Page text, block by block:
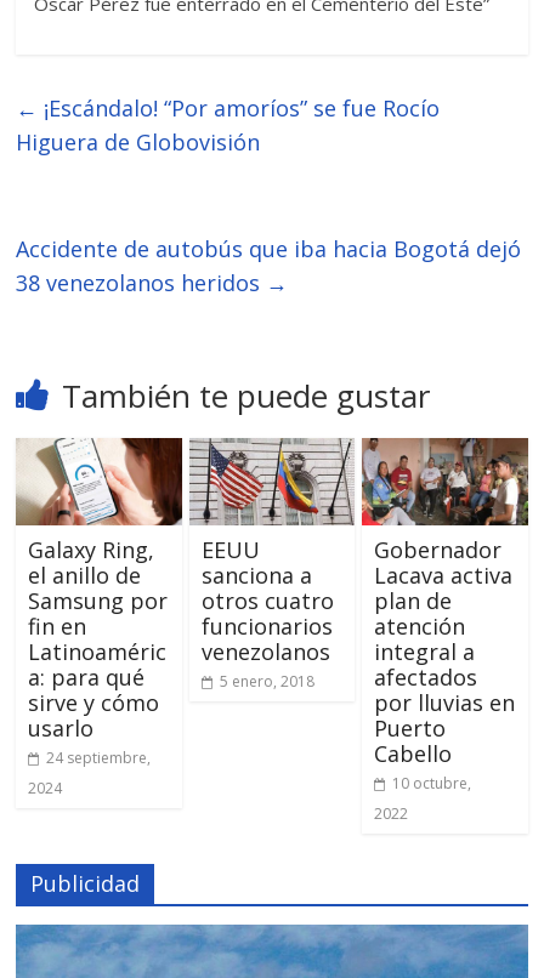
← ¡Escándalo! “Por amoríos” se fue Rocío
Higuera de Globovisión
Accidente de autobús que iba hacia Bogotá dejó
38 venezolanos heridos →
También te puede gustar
Galaxy Ring,
el anillo de
Samsung por
fin en
Latinoaméric
a: para qué
sirve y cómo
usarlo
24 septiembre,
2024
EEUU
sanciona a
otros cuatro
funcionarios
venezolanos
5 enero, 2018
Gobernador
Lacava activa
plan de
atención
integral a
afectados
por lluvias en
Puerto
Cabello
10 octubre,
2022
Publicidad